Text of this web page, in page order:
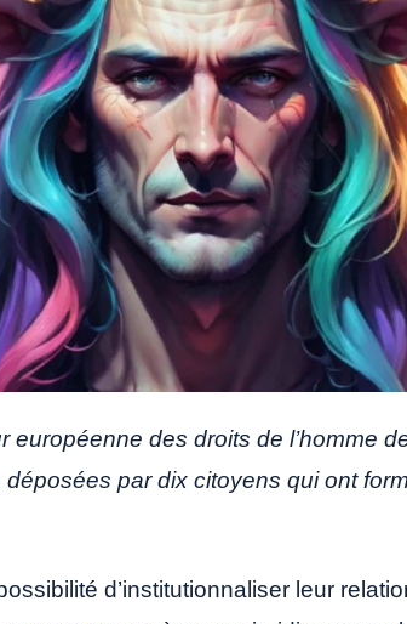
européenne des droits de l’homme
par dix citoyens qui ont
d’institutionnaliser leur